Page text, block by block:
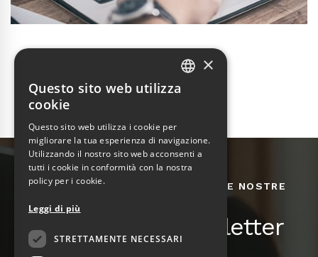
RIMANI AGGIORNATO SU TUTTE LE NOSTRE
Iscriviti alla newsletter
×
Questo sito web utilizza
cookie
Questo sito web utilizza i cookie per
migliorare la tua esperienza di navigazione.
Utilizzando il nostro sito web acconsenti a
tutti i cookie in conformità con la nostra
policy per i cookie.
Leggi di più
STRETTAMENTE NECESSARI